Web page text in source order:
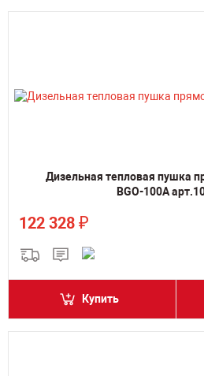
Дизельная тепловая пушка
BGO-100A
122 328 ₽
Купить